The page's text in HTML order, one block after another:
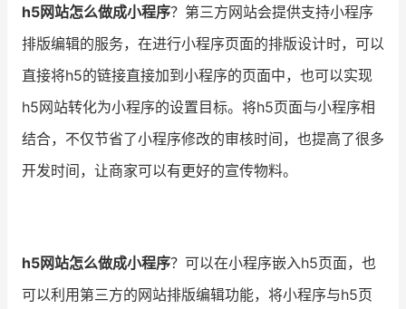
h5网站怎么做成小程序？第三方网站会提供支持小程序
排版编辑的服务，在进行小程序页面的排版设计时，可以
直接将h5的链接直接加到小程序的页面中，也可以实现
h5网站转化为小程序的设置目标。将h5页面与小程序相
结合，不仅节省了小程序修改的审核时间，也提高了很多
开发时间，让商家可以有更好的宣传物料。
h5网站怎么做成小程序？可以在小程序嵌入h5页面，也
可以利用第三方的网站排版编辑功能，将小程序与h5页